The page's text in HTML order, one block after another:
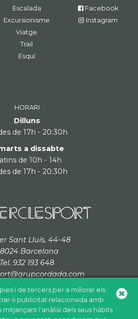
i de tercers per a millorar els
li publicitat relacionada amb
mitjançant l'anàlisi dels seus hàbits
Escalada
Excursionisme
Viatge
Trail
Esquí
Facebook
Instagram
HORARI
Dilluns
de 17h - 20:30h
a dissabte
de 10h - 14h
de 17h - 20:30h
Sant Lluís, 44-48
Barcelona
Tel. 932 193 648